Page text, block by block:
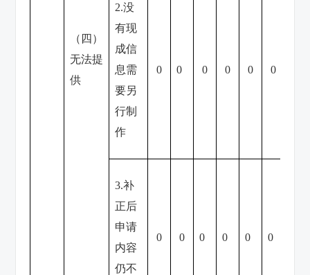
（四）
无法提
供
2.没
有现
成信
息需
要另
行制
作
0 0 0 0 0 0
3.补
正后
申请
内容
仍不
0 0 0 0 0 0